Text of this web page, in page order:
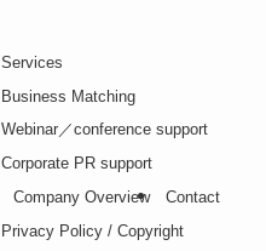
Services
Business Matching
Webinar／conference support
Corporate PR support
Company Overview
Contact
Privacy Policy / Copyright